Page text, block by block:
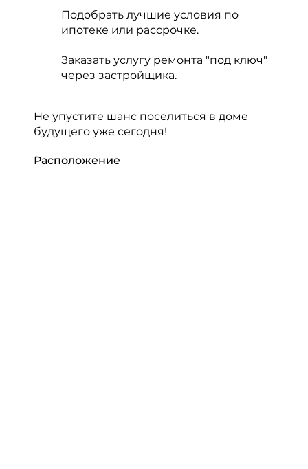
Подобрать лучшие условия по
ипотеке или рассрочке.
Заказать услугу ремонта "под ключ"
через застройщика.
Не упустите шанс поселиться в доме
будущего уже сегодня!
Расположение